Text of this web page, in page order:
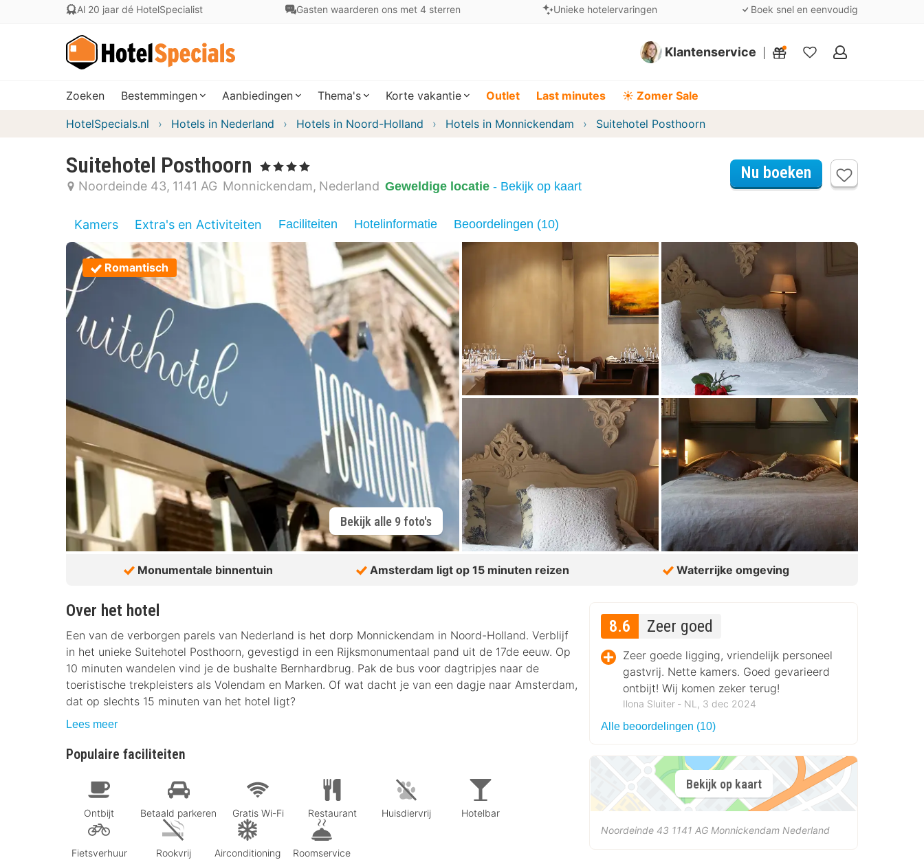
Al 20 jaar dé HotelSpecialist Gasten waarderen ons met 4 sterren Unieke hotelervaringen Boek snel en eenvoudig
Klantenservice
Mijn
Zoeken Bestemmingen Aanbiedingen Thema's Korte vakantie Outlet Last minutes ☀️ Zomer Sale
HotelSpecials.nl Hotels in Nederland Hotels in Noord-Holland Hotels in Monnickendam Suitehotel Posthoorn
Suitehotel Posthoorn , 4 Sterren
Noordeinde 43 1141 AG Monnickendam Nederland Geweldige locatie - Bekijk op kaart
Nu boeken
Kamers Extra's en Activiteiten Faciliteiten Hotelinformatie Beoordelingen (10)
Romantisch
Bekijk alle 9 foto's
Monumentale binnentuin Amsterdam ligt op 15 minuten reizen Waterrijke omgeving
Over het hotel
Een van de verborgen parels van Nederland is het dorp Monnickendam in Noord-Holland. Verblijf
in het unieke Suitehotel Posthoorn, gevestigd in een Rijksmonumentaal pand uit de 17de eeuw. Op
10 minuten wandelen vind je de bushalte Bernhardbrug. Pak de bus voor dagtripjes naar de
toeristische trekpleisters als Volendam en Marken. Of wat dacht je van een dagje naar Amsterdam,
dat op slechts 15 minuten van het hotel ligt?
Lees meer
Populaire faciliteiten
Ontbijt Betaald parkeren Gratis Wi-Fi Restaurant Huisdiervrij Hotelbar
Fietsverhuur Rookvrij Airconditioning Roomservice
8.6 Zeer goed
Zeer goede ligging, vriendelijk personeel
gastvrij. Nette kamers. Goed gevarieerd
ontbijt! Wij komen zeker terug!
Ilona Sluiter ‐ NL, 3 dec 2024
Alle beoordelingen (10)
Bekijk op kaart
Noordeinde 43 1141 AG Monnickendam Nederland